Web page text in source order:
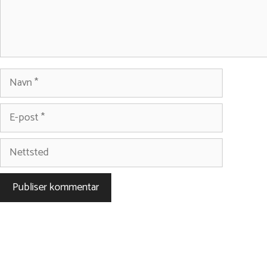
Navn
post
Nettsted